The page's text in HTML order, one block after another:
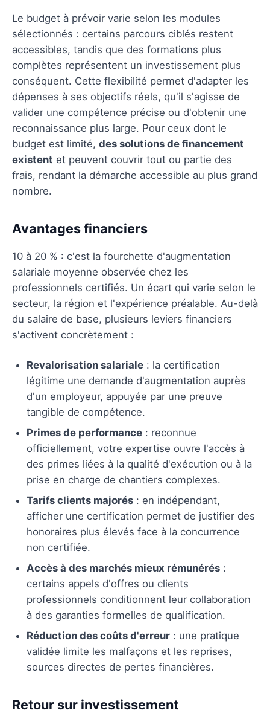
Le budget à prévoir varie selon les modules
sélectionnés : certains parcours ciblés restent
accessibles, tandis que des formations plus
complètes représentent un investissement plus
conséquent. Cette flexibilité permet d'adapter les
dépenses à ses objectifs réels, qu'il s'agisse de
valider une compétence précise ou d'obtenir une
reconnaissance plus large. Pour ceux dont le
budget est limité, des solutions de financement
existent et peuvent couvrir tout ou partie des
frais, rendant la démarche accessible au plus grand
nombre.
Avantages financiers
10 à 20 % : c'est la fourchette d'augmentation
salariale moyenne observée chez les
professionnels certifiés. Un écart qui varie selon le
secteur, la région et l'expérience préalable. Au-delà
du salaire de base, plusieurs leviers financiers
s'activent concrètement :
Revalorisation salariale : la certification
légitime une demande d'augmentation auprès
d'un employeur, appuyée par une preuve
tangible de compétence.
Primes de performance : reconnue
officiellement, votre expertise ouvre l'accès à
des primes liées à la qualité d'exécution ou à la
prise en charge de chantiers complexes.
Tarifs clients majorés : en indépendant,
afficher une certification permet de justifier des
honoraires plus élevés face à la concurrence
non certifiée.
Accès à des marchés mieux rémunérés :
certains appels d'offres ou clients
professionnels conditionnent leur collaboration
à des garanties formelles de qualification.
Réduction des coûts d'erreur : une pratique
validée limite les malfaçons et les reprises,
sources directes de pertes financières.
Retour sur investissement